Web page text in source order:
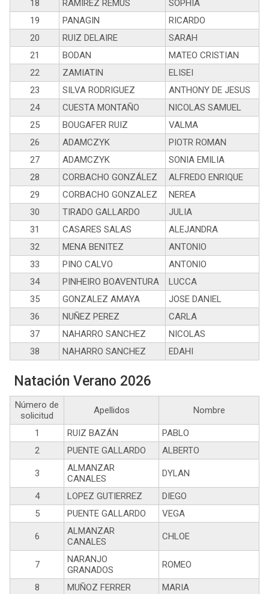
18
RAMIREZ REMUS
SOPHIA
19
PANAGIN
RICARDO
20
RUIZ DELAIRE
SARAH
21
BODAN
MATEO CRISTIAN
22
ZAMIATIN
ELISEI
23
SILVA RODRIGUEZ
ANTHONY DE JESUS
24
CUESTA MONTAÑO
NICOLAS SAMUEL
25
BOUGAFER RUIZ
VALMA
26
ADAMCZYK
PIOTR ROMAN
27
ADAMCZYK
SONIA EMILIA
28
CORBACHO GONZÁLEZ
ALFREDO ENRIQUE
29
CORBACHO GONZALEZ
NEREA
30
TIRADO GALLARDO
JULIA
31
CASARES SALAS
ALEJANDRA
32
MENA BENITEZ
ANTONIO
33
PINO CALVO
ANTONIO
34
PINHEIRO BOAVENTURA
LUCCA
35
GONZALEZ AMAYA
JOSE DANIEL
36
NUÑEZ PEREZ
CARLA
37
NAHARRO SANCHEZ
NICOLAS
38
NAHARRO SANCHEZ EDAHI
Natación Verano 2026
Número de
solicitud
Apellidos Nombre
1 RUIZ BAZÁN
PABLO
2
PUENTE GALLARDO ALBERTO
3
ALMANZAR
CANALES
DYLAN
4 LOPEZ GUTIERREZ
DIEGO
5
PUENTE GALLARDO VEGA
6
ALMANZAR
CANALES
CHLOE
7
NARANJO
GRANADOS
ROMEO
8 MUÑOZ FERRER
MARIA